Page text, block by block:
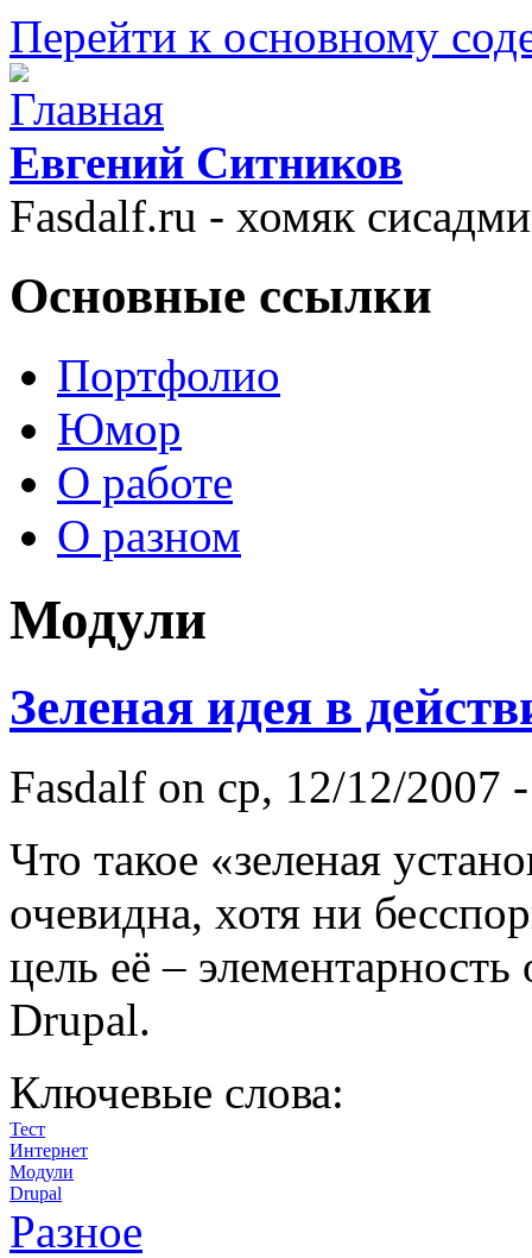
Перейти к основному
Евгений Ситников
Fasdalf.ru - хомяк
Основные ссылки
Портфолио
Юмор
О работе
О разном
Модули
Зеленая идея в
Fasdalf on ср, 12/12/2007
Что такое «зеленая
очевидна, хотя ни
цель её –
Drupal.
Ключевые слова:
Тест
Интернет
Модули
Drupal
Разное